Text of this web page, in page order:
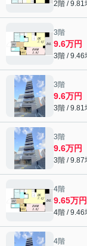
2階 / 9.81
3階
9.6万円
3階 / 9.46
3階
9.6万円
3階 / 9.81
3階
9.6万円
3階 / 9.87
4階
9.65万円
4階 / 9.46
4階